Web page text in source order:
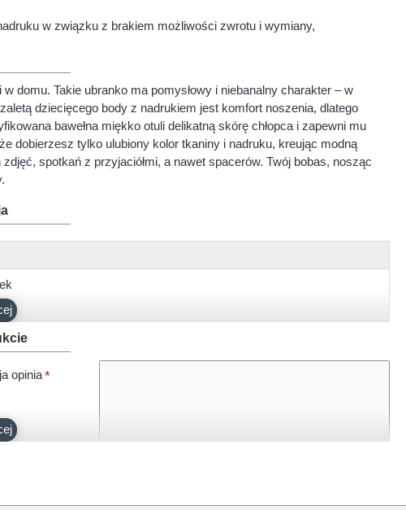
w związku z brakiem możliwości zwrotu i wymiany,
domu. Takie ubranko ma pomysłowy i niebanalny charakter – w
dziecięcego body z nadrukiem jest komfort noszenia, dlatego
bawełna miękko otuli delikatną skórę chłopca i zapewni mu
dobierzesz tylko ulubiony kolor tkaniny i nadruku, kreując modną
spotkań z przyjaciółmi, a nawet spacerów. Twój bobas, nosząc
czarny
opinia